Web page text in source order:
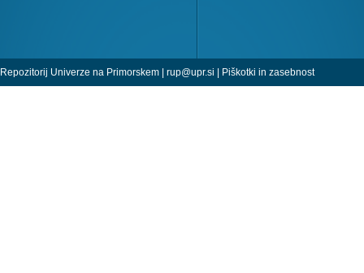
Repozitorij Univerze na Primorskem | rup@upr.si Piškotki in zasebnost